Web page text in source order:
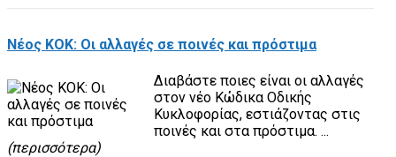
Νέος ΚΟΚ: Οι αλλαγές σε ποινές και πρόστιμα
Διαβάστε ποιες είναι οι αλλαγές
στον νέο Κώδικα Οδικής
Κυκλοφορίας, εστιάζοντας στις
ποινές και στα πρόστιμα. ...
(περισσότερα)